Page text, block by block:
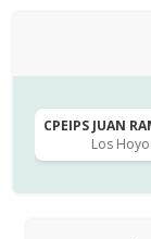
CPEIPS JUAN
Los